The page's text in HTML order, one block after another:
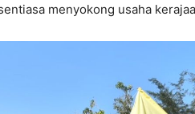
menyokong usaha